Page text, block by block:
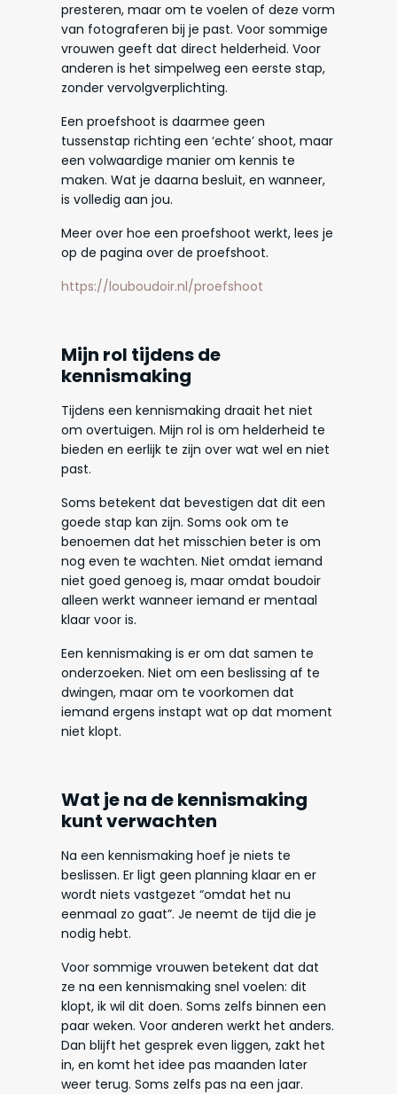
presteren, maar om te voelen of deze vorm
van fotograferen bij je past. Voor sommige
vrouwen geeft dat direct helderheid. Voor
anderen is het simpelweg een eerste stap,
zonder vervolgverplichting.
Een proefshoot is daarmee geen
tussenstap richting een ‘echte’ shoot, maar
een volwaardige manier om kennis te
maken. Wat je daarna besluit, en wanneer,
is volledig aan jou.
Meer over hoe een proefshoot werkt, lees je
op de pagina over de proefshoot.
https://louboudoir.nl/proefshoot
Mijn rol tijdens de
kennismaking
Tijdens een kennismaking draait het niet
om overtuigen. Mijn rol is om helderheid te
bieden en eerlijk te zijn over wat wel en niet
past.
Soms betekent dat bevestigen dat dit een
goede stap kan zijn. Soms ook om te
benoemen dat het misschien beter is om
nog even te wachten. Niet omdat iemand
niet goed genoeg is, maar omdat boudoir
alleen werkt wanneer iemand er mentaal
klaar voor is.
Een kennismaking is er om dat samen te
onderzoeken. Niet om een beslissing af te
dwingen, maar om te voorkomen dat
iemand ergens instapt wat op dat moment
niet klopt.
Wat je na de kennismaking
kunt verwachten
Na een kennismaking hoef je niets te
beslissen. Er ligt geen planning klaar en er
wordt niets vastgezet “omdat het nu
eenmaal zo gaat”. Je neemt de tijd die je
nodig hebt.
Voor sommige vrouwen betekent dat dat
ze na een kennismaking snel voelen: dit
klopt, ik wil dit doen. Soms zelfs binnen een
paar weken. Voor anderen werkt het anders.
Dan blijft het gesprek even liggen, zakt het
in, en komt het idee pas maanden later
weer terug. Soms zelfs pas na een jaar.